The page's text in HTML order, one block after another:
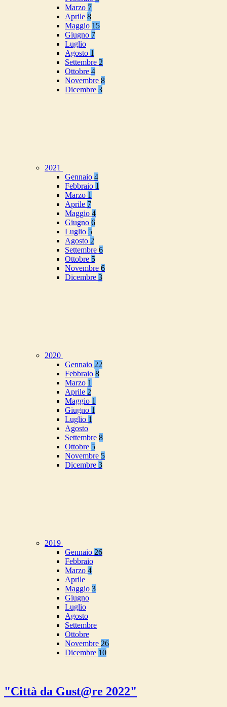
Marzo 7
Aprile 8
Maggio 15
Giugno 7
Luglio
Agosto 1
Settembre 2
Ottobre 4
Novembre 8
Dicembre 3
2021
Gennaio 4
Febbraio 1
Marzo 1
Aprile 7
Maggio 4
Giugno 6
Luglio 5
Agosto 2
Settembre 6
Ottobre 5
Novembre 6
Dicembre 3
2020
Gennaio 22
Febbraio 8
Marzo 1
Aprile 2
Maggio 1
Giugno 1
Luglio 1
Agosto
Settembre 8
Ottobre 5
Novembre 5
Dicembre 3
2019
Gennaio 26
Febbraio
Marzo 4
Aprile
Maggio 3
Giugno
Luglio
Agosto
Settembre
Ottobre
Novembre 26
Dicembre 10
"Città da Gust@re 2022"